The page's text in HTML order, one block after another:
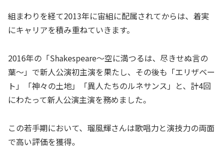
組まわりを経て2013年に宙組に配属されてからは、着実
にキャリアを積み重ねていきます。
2016年の「Shakespeare〜空に満つるは、尽きせぬ言の
葉〜」で新人公演初主演を果たし、その後も「エリザベー
ト」「神々の土地」「異人たちのルネサンス」と、計4回
にわたって新人公演主演を務めました。
この若手期において、瑠風輝さんは歌唱力と演技力の両面
で高い評価を獲得。